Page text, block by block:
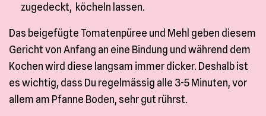
zugedeckt, köcheln lassen.
Das beigefügte Tomatenpüree und Mehl geben diesem
Gericht von Anfang an eine Bindung und während dem
Kochen wird diese langsam immer dicker. Deshalb ist
es wichtig, dass Du regelmässig alle 3-5 Minuten, vor
allem am Pfanne Boden, sehr gut rührst.